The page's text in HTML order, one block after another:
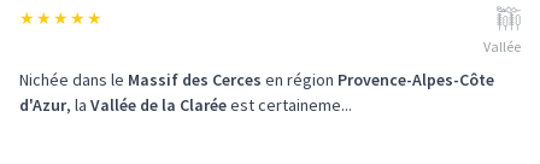
★★★★★
Vallée
Nichée dans le Massif des Cerces en région Provence-Alpes-Côte
d'Azur, la Vallée de la Claréeest certaineme...